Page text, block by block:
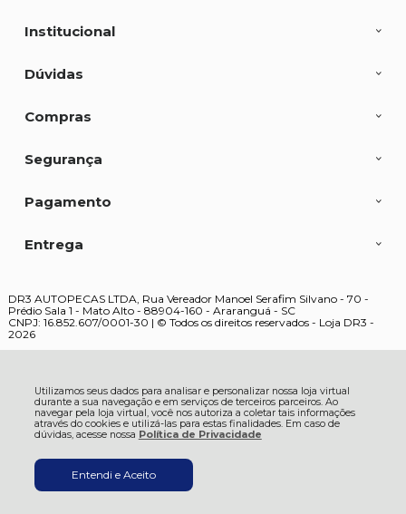
Utilizamos seus dados para analisar e personalizar nossa loja virtual
durante a sua navegação e em serviços de terceiros parceiros. Ao
navegar pela loja virtual, você nos autoriza a coletar tais informações
através do cookies e utilizá-las para estas finalidades. Em caso de
dúvidas, acesse nossa Política de Privacidade
Entendi e Aceito
Institucional
Dúvidas
Compras
Segurança
Pagamento
Entrega
DR3 AUTOPECAS LTDA, Rua Vereador Manoel Serafim Silvano - 70 -
Prédio Sala 1 - Mato Alto - 88904-160 - Araranguá - SC
CNPJ: 16.852.607/0001-30 | © Todos os direitos reservados - Loja DR3 -
2026